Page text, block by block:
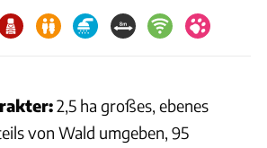
2,5 ha großes, ebenes
von Wald umgeben, 95